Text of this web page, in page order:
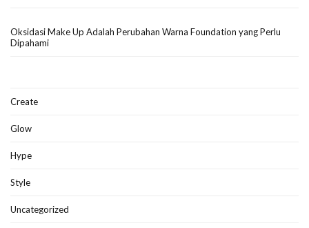
Oksidasi Make Up Adalah Perubahan Warna Foundation yang Perlu
Dipahami
Create
Glow
Hype
Style
Uncategorized